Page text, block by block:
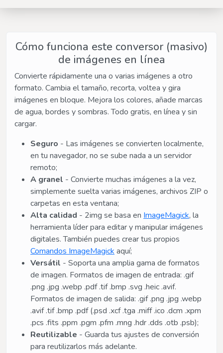
Cómo funciona este conversor (masivo)
de imágenes en línea
Convierte rápidamente una o varias imágenes a otro
formato. Cambia el tamaño, recorta, voltea y gira
imágenes en bloque. Mejora los colores, añade marcas
de agua, bordes y sombras. Todo gratis, en línea y sin
cargar.
Seguro - Las imágenes se convierten localmente,
en tu navegador, no se sube nada a un servidor
remoto;
A granel - Convierte muchas imágenes a la vez,
simplemente suelta varias imágenes, archivos ZIP o
carpetas en esta ventana;
Alta calidad - 2img se basa en ImageMagick, la
herramienta líder para editar y manipular imágenes
digitales. También puedes crear tus propios
Comandos ImageMagick aquí;
Versátil - Soporta una amplia gama de formatos
de imagen. Formatos de imagen de entrada: .gif
.png .jpg .webp .pdf .tif .bmp .svg .heic .avif.
Formatos de imagen de salida: .gif .png .jpg .webp
.avif .tif .bmp .pdf (.psd .xcf .tga .miff .ico .dcm .xpm
.pcs .fits .ppm .pgm .pfm .mng .hdr .dds .otb .psb);
Reutilizable - Guarda tus ajustes de conversión
para reutilizarlos más adelante.